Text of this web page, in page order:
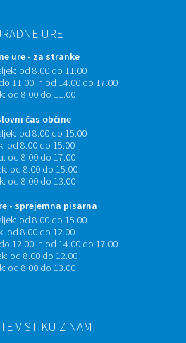
URE
ure - za stranke
od 8.00 do 11.00
11.00 in od 14.00 do 17.00
od 8.00 do 11.00
čas občine
od 8.00 do 15.00
od 8.00 do 15.00
od 8.00 do 17.00
od 8.00 do 15.00
od 8.00 do 13.00
- sprejemna pisarna
od 8.00 do 15.00
od 8.00 do 12.00
12.00 in od 14.00 do 17.00
od 8.00 do 12.00
od 8.00 do 13.00
V STIKU Z NAMI